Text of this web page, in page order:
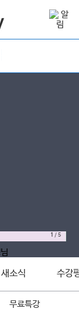
1 /5
새소식 수강
무료특강